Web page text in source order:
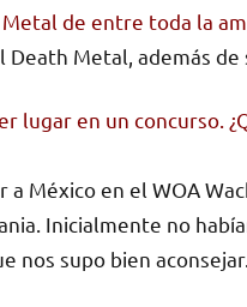
de entre toda la
Death Metal, además
lugar en un concurso.
México en el WOA
Inicialmente no
nos supo bien aconsejar.